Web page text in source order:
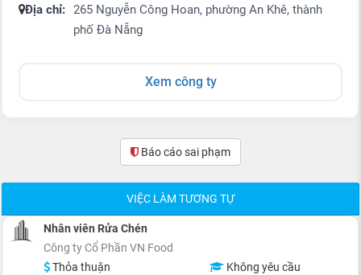
Địa chỉ: 265 Nguyễn Công Hoan, phường An Khê, thành
phố Đà Nẵng
Xem công ty
Báo cáo sai phạm(0)
VIỆC LÀM TƯƠNG TỰ
Nhân viên Rửa Chén
Công ty Cổ Phần VN Food
Thỏa thuận
Không yêu cầu